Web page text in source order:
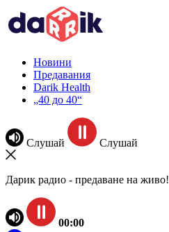
Новини
Предавания
Darik Health
„40 до 40“
Слушай Слушай
Дарик радио - предаване на живо!
00:00